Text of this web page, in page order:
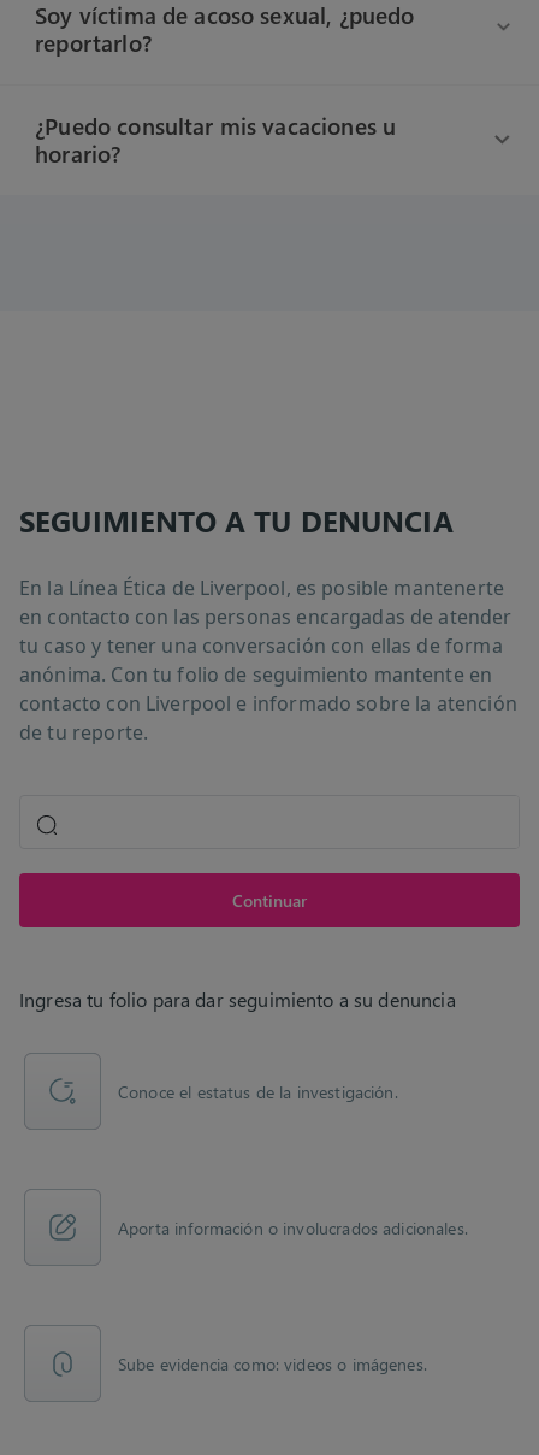
Soy víctima de acoso sexual, ¿puedo
reportarlo?
¿Puedo consultar mis vacaciones u
horario?
SEGUIMIENTO A TU DENUNCIA
En la Línea Ética de Liverpool, es posible mantenerte
en contacto con las personas encargadas de atender
tu caso y tener una conversación con ellas de forma
anónima. Con tu folio de seguimiento mantente en
contacto con Liverpool e informado sobre la atención
de tu reporte.
Continuar
Ingresa tu folio para dar seguimiento a su denuncia
Conoce el estatus de la investigación.
Aporta información o involucrados adicionales.
Sube evidencia como: videos o imágenes.